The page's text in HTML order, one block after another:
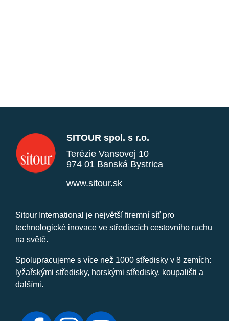
SITOUR spol. s r.o.
Terézie Vansovej 10
974 01 Banská Bystrica
www.sitour.sk
Sitour International je největší firemní síť pro
technologické inovace ve střediscích cestovního ruchu
na světě.
Spolupracujeme s více než 1000 středisky v 8 zemích:
lyžařskými středisky, horskými středisky, koupališti a
dalšími.